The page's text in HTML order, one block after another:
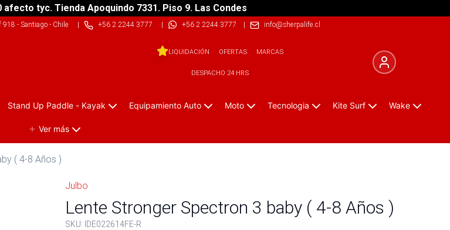
afecto tyc. Tienda Apoquindo 7331. Piso 9. Las Condes
- Santiago - Chile| +56 2 2244 3777 | +56 2 2244 3777 | info@sherpalife.cl
LIQUIDACIÓN OFERTAS MARCAS
DESPACHO 24 HRS
Stand Up Paddle - Kayak Equipamiento Auto Moto Tecnologia Kite Surf Wake
Ver más
( 4-8 Años )
Julbo
Lente Stronger Spectron 3 baby ( 4-8 Años )
SKU: IDE022614FE-R